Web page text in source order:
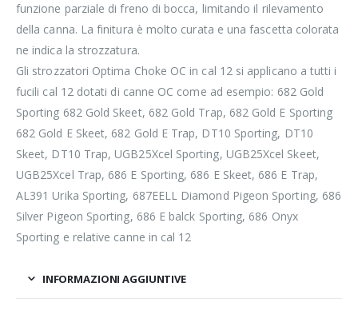
funzione parziale di freno di bocca, limitando il rilevamento
della canna. La finitura è molto curata e una fascetta colorata
ne indica la strozzatura.
Gli strozzatori Optima Choke OC in cal 12 si applicano a tutti i
fucili cal 12 dotati di canne OC come ad esempio: 682 Gold
Sporting 682 Gold Skeet, 682 Gold Trap, 682 Gold E Sporting
682 Gold E Skeet, 682 Gold E Trap, DT10 Sporting, DT10
Skeet, DT10 Trap, UGB25Xcel Sporting, UGB25Xcel Skeet,
UGB25Xcel Trap, 686 E Sporting, 686 E Skeet, 686 E Trap,
AL391 Urika Sporting, 687EELL Diamond Pigeon Sporting, 686
Silver Pigeon Sporting, 686 E balck Sporting, 686 Onyx
Sporting e relative canne in cal 12
INFORMAZIONI AGGIUNTIVE